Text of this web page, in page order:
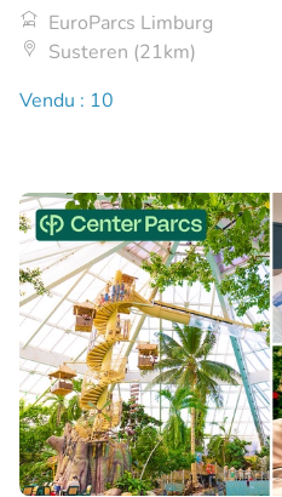
EuroParcs Limburg
Susteren (21km)
Vendu : 10